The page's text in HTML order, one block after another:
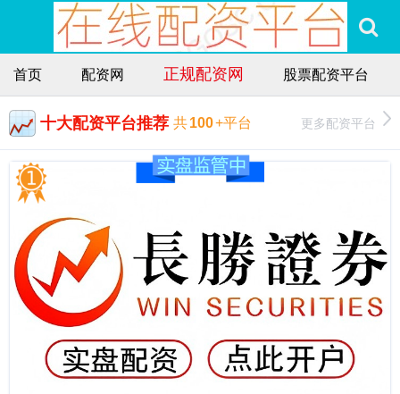
首页 配资网 正规配资网 股票配资平台
十大配资平台推荐 共100+平台 更多配资平台